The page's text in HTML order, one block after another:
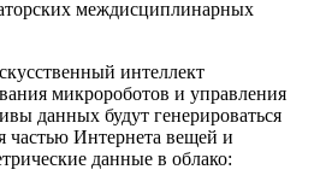
междисциплинарных
интеллект
микророботов и управления
данных будут генерироваться
частью Интернета вещей и
данные в облако: